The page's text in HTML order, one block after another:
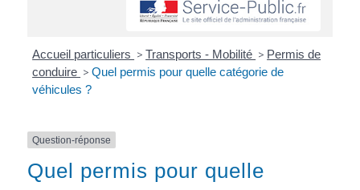
Accueil particuliers > Transports - Mobilité > Permis de
conduire > Quel permis pour quelle catégorie de
véhicules ?
Question-réponse
Quel permis pour quelle